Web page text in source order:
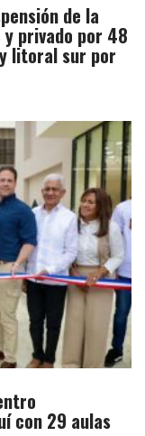
de la
privado por 48
litoral sur por
con 29 aulas